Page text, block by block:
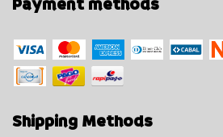
Payment methods
Shipping Methods